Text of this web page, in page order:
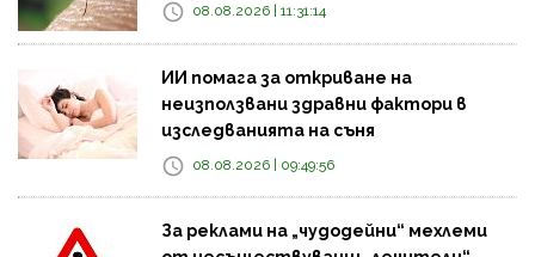
08.08.2026 | 11:31:14
ИИ помага за откриване на
неизползвани здравни фактори в
изследванията на съня
08.08.2026 | 09:49:56
За реклами на „чудодейни“ мехлеми